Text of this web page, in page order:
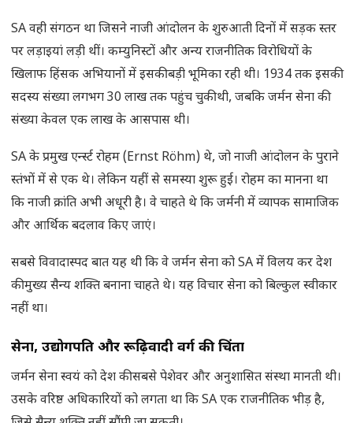
SA वही संगठन था जिसने नाजी आंदोलन के शुरुआती दिनों में सड़क स्तर
पर लड़ाइयां लड़ी थीं। कम्युनिस्टों और अन्य राजनीतिक विरोधियों के
खिलाफ हिंसक अभियानों में इसकी बड़ी भूमिका रही थी। 1934 तक इसकी
सदस्य संख्या लगभग 30 लाख तक पहुंच चुकी थी, जबकि जर्मन सेना की
संख्या केवल एक लाख के आसपास थी।
SA के प्रमुख एर्न्स्ट रोहम (Ernst Röhm) थे, जो नाजी आंदोलन के पुराने
स्तंभों में से एक थे। लेकिन यहीं से समस्या शुरू हुई। रोहम का मानना था
कि नाजी क्रांति अभी अधूरी है। वे चाहते थे कि जर्मनी में व्यापक सामाजिक
और आर्थिक बदलाव किए जाएं।
सबसे विवादास्पद बात यह थी कि वे जर्मन सेना को SA में विलय कर देश
की मुख्य सैन्य शक्ति बनाना चाहते थे। यह विचार सेना को बिल्कुल स्वीकार
नहीं था।
सेना, उद्योगपति और रूढ़िवादी वर्ग की चिंता
जर्मन सेना स्वयं को देश की सबसे पेशेवर और अनुशासित संस्था मानती थी।
उसके वरिष्ठ अधिकारियों को लगता था कि SA एक राजनीतिक भीड़ है,